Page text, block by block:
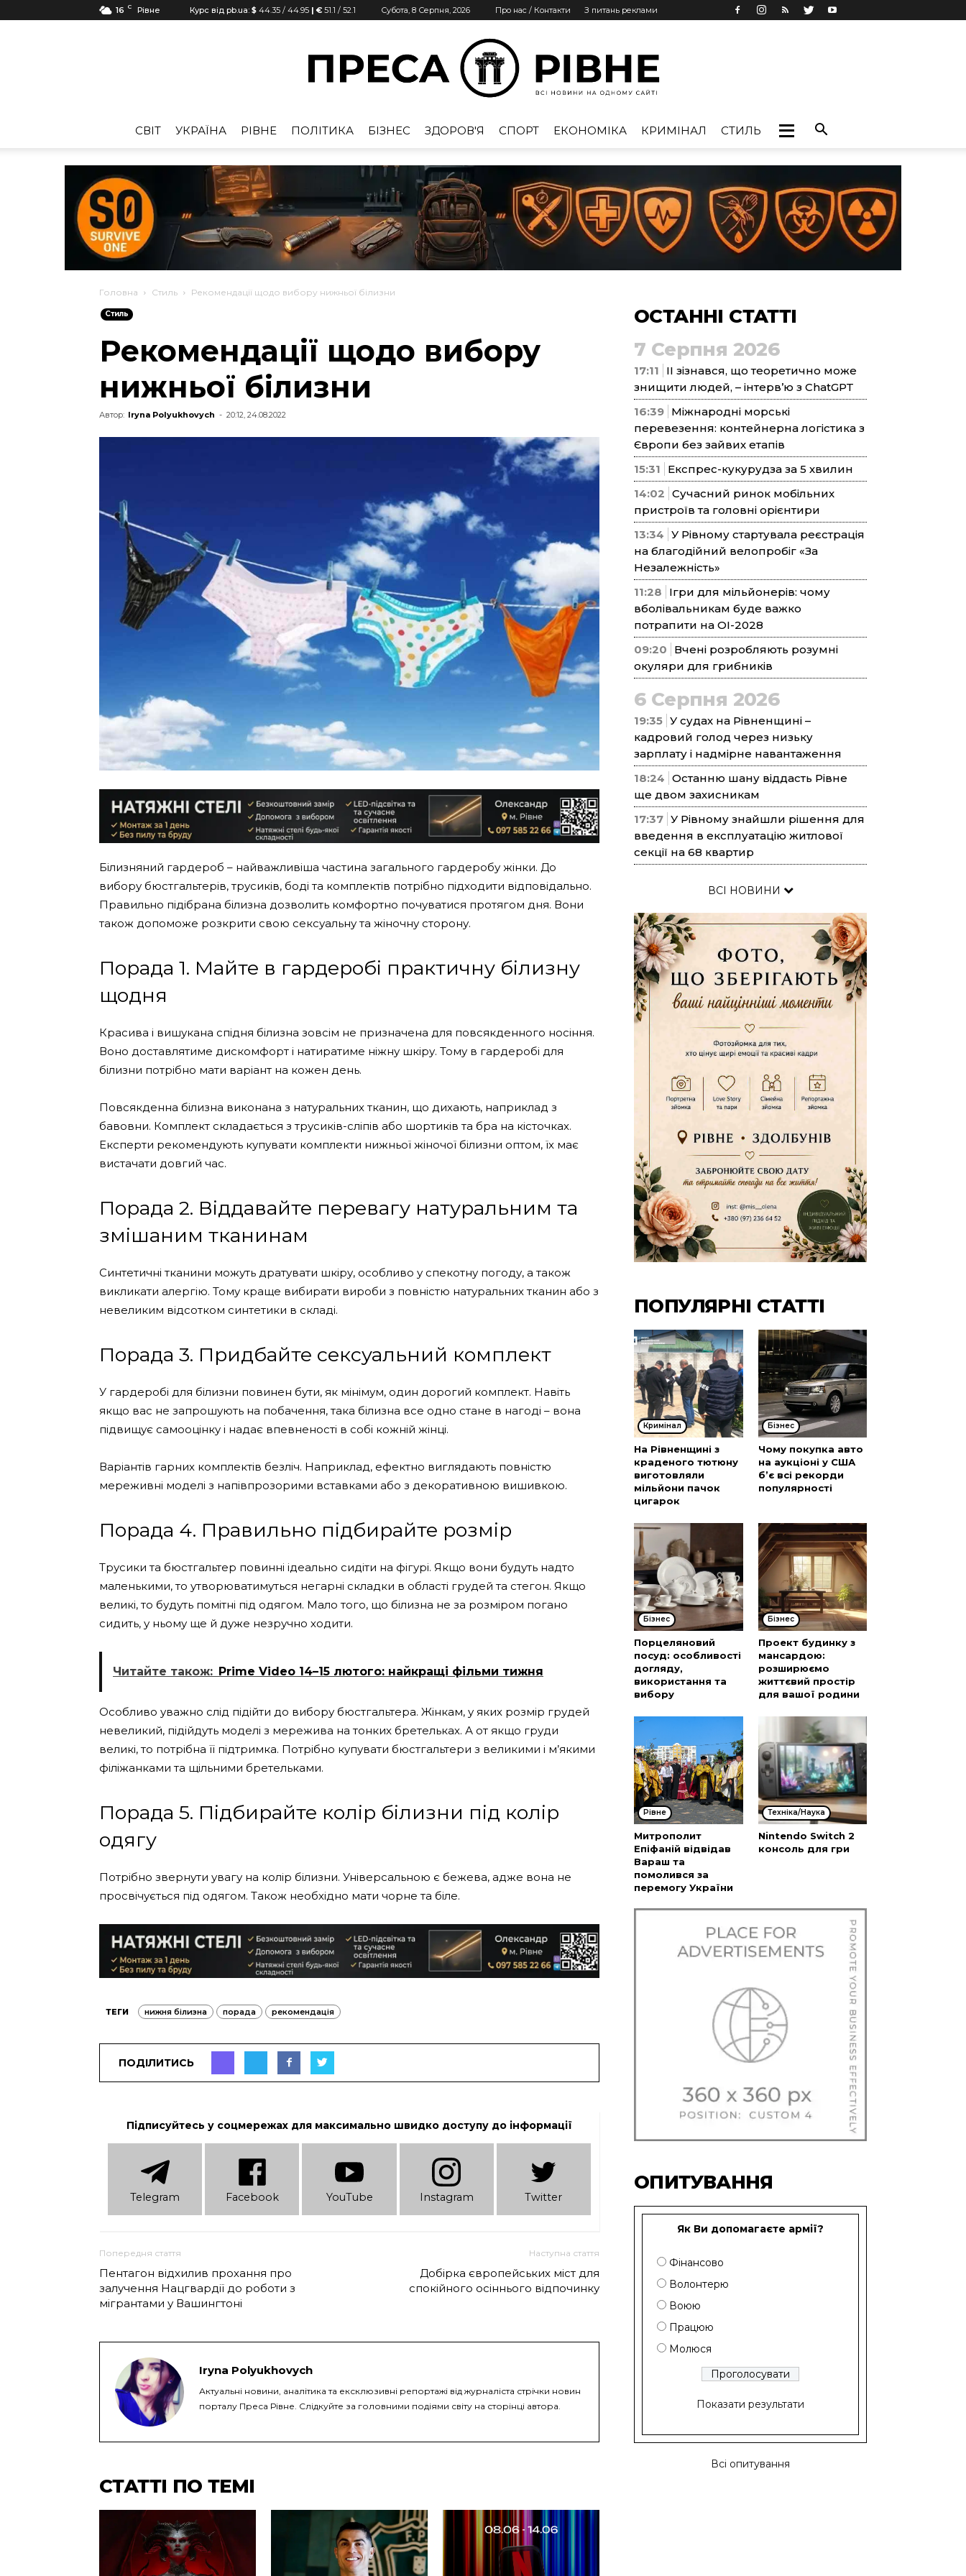
16 C Рівне Курс від pb.ua: $ 44.35 / 44.95 | € 51.1 / 52.1 Субота, 8 Серпня, 2026 Про нас / Контакти З питань реклами
Рівне
CВІТ УКРАЇНА РІВНЕ ПОЛІТИКА БІЗНЕС ЗДОРОВ'Я СПОРТ ЕКОНОМІКА КРИМІНАЛ СТИЛЬ
Головна Стиль Рекомендації щодо вибору нижньої білизни
Стиль
Рекомендації щодо вибору
нижньої білизни
Автор: Iryna Polyukhovych - 20:12, 24.08.2022
Білизняний гардероб – найважливіша частина загального гардеробу жінки. До
вибору бюстгальтерів, трусиків, боді та комплектів потрібно підходити відповідально.
Правильно підібрана білизна дозволить комфортно почуватися протягом дня. Вони
також допоможе розкрити свою сексуальну та жіночну сторону.
Порада 1. Майте в гардеробі практичну білизну
щодня
Красива і вишукана спідня білизна зовсім не призначена для повсякденного носіння.
Воно доставлятиме дискомфорт і натиратиме ніжну шкіру. Тому в гардеробі для
білизни потрібно мати варіант на кожен день.
Повсякденна білизна виконана з натуральних тканин, що дихають, наприклад з
бавовни. Комплект складається з трусиків-сліпів або шортиків та бра на кісточках.
Експерти рекомендують купувати комплекти нижньої жіночої білизни оптом, їх має
вистачати довгий час.
Порада 2. Віддавайте перевагу натуральним та
змішаним тканинам
Синтетичні тканини можуть дратувати шкіру, особливо у спекотну погоду, а також
викликати алергію. Тому краще вибирати вироби з повністю натуральних тканин або з
невеликим відсотком синтетики в складі.
Порада 3. Придбайте сексуальний комплект
У гардеробі для білизни повинен бути, як мінімум, один дорогий комплект. Навіть
якщо вас не запрошують на побачення, така білизна все одно стане в нагоді – вона
підвищує самооцінку і надає впевненості в собі кожній жінці.
Варіантів гарних комплектів безліч. Наприклад, ефектно виглядають повністю
мереживні моделі з напівпрозорими вставками або з декоративною вишивкою.
Порада 4. Правильно підбирайте розмір
Трусики та бюстгальтер повинні ідеально сидіти на фігурі. Якщо вони будуть надто
маленькими, то утворюватимуться негарні складки в області грудей та стегон. Якщо
великі, то будуть помітні під одягом. Мало того, що білизна не за розміром погано
сидить, у ньому ще й дуже незручно ходити.
Читайте також: Prime Video 14–15 лютого: найкращі фільми тижня
Особливо уважно слід підійти до вибору бюстгальтера. Жінкам, у яких розмір грудей
невеликий, підійдуть моделі з мережива на тонких бретельках. А от якщо груди
великі, то потрібна її підтримка. Потрібно купувати бюстгальтери з великими і м’якими
філіжанками та щільними бретельками.
Порада 5. Підбирайте колір білизни під колір
одягу
Потрібно звернути увагу на колір білизни. Універсальною є бежева, адже вона не
просвічується під одягом. Також необхідно мати чорне та біле.
ТЕГИ нижня білизна порада рекомендація
ПОДІЛИТИСЬ
Підписуйтесь у соцмережах для максимально швидко доступу до інформації
Telеgram Facebook YouTube Instagram Twitter
Попередня стаття
Пентагон відхилив прохання про
залучення Нацгвардії до роботи з
мігрантами у Вашингтоні
Наступна стаття
Добірка європейських міст для
спокійного осіннього відпочинку
Iryna Polyukhovych
Актуальні новини, аналітика та ексклюзивні репортажі від журналіста стрічки новин
порталу Преса Рівне. Слідкуйте за головними подіями світу на сторінці автора.
СТАТТІ ПО ТЕМІ
ОСТАННІ СТАТТІ
7 Серпня 2026
17:11
ІІ зізнався, що теоретично може
знищити людей, – інтерв’ю з ChatGPT
16:39 Міжнародні морські
перевезення: контейнерна логістика з
Європи без зайвих етапів
15:31
Експрес-кукурудза за 5 хвилин
14:02 Сучасний ринок мобільних
пристроїв та головні орієнтири
13:34 У Рівному стартувала реєстрація
на благодійний велопробіг «За
Незалежність»
11:28
Ігри для мільйонерів: чому
вболівальникам буде важко
потрапити на ОІ-2028
09:20
Вчені розробляють розумні
окуляри для грибників
6 Серпня 2026
19:35 У судах на Рівненщині –
кадровий голод через низьку
зарплату і надмірне навантаження
18:24 Останню шану віддасть Рівне
ще двом захисникам
17:37 У Рівному знайшли рішення для
введення в експлуатацію житлової
секції на 68 квартир
ВСІ НОВИНИ
ПОПУЛЯРНІ СТАТТІ
Кримінал
На Рівненщині з
краденого тютюну
виготовляли
мільйони пачок
цигарок
Бізнес
Чому покупка авто
на аукціоні у США
б’є всі рекорди
популярності
Бізнес
Порцеляновий
посуд: особливості
догляду,
використання та
вибору
Бізнес
Проект будинку з
мансардою:
розширюємо
життєвий простір
для вашої родини
Рівне
Митрополит
Епіфаній відвідав
Вараш та
помолився за
перемогу України
Техніка/Наука
Nintendo Switch 2
консоль для гри
ОПИТУВАННЯ
Як Ви допомагаєте армії?
Фінансово
Волонтерю
Воюю
Працюю
Молюся
Показати результати
Всі опитування